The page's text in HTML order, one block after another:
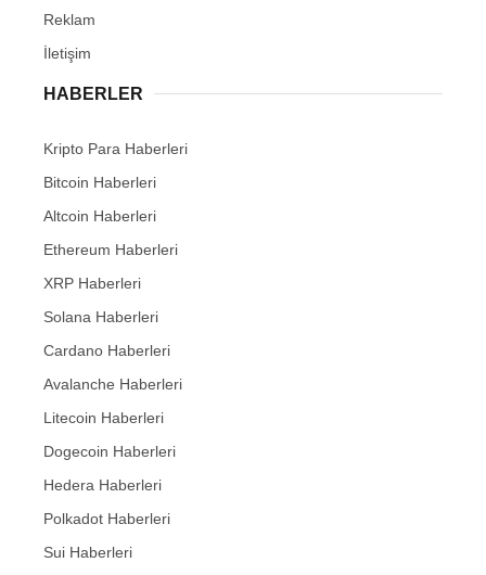
Reklam
İletişim
HABERLER
Kripto Para Haberleri
Bitcoin Haberleri
Altcoin Haberleri
Ethereum Haberleri
XRP Haberleri
Solana Haberleri
Cardano Haberleri
Avalanche Haberleri
Litecoin Haberleri
Dogecoin Haberleri
Hedera Haberleri
Polkadot Haberleri
Sui Haberleri